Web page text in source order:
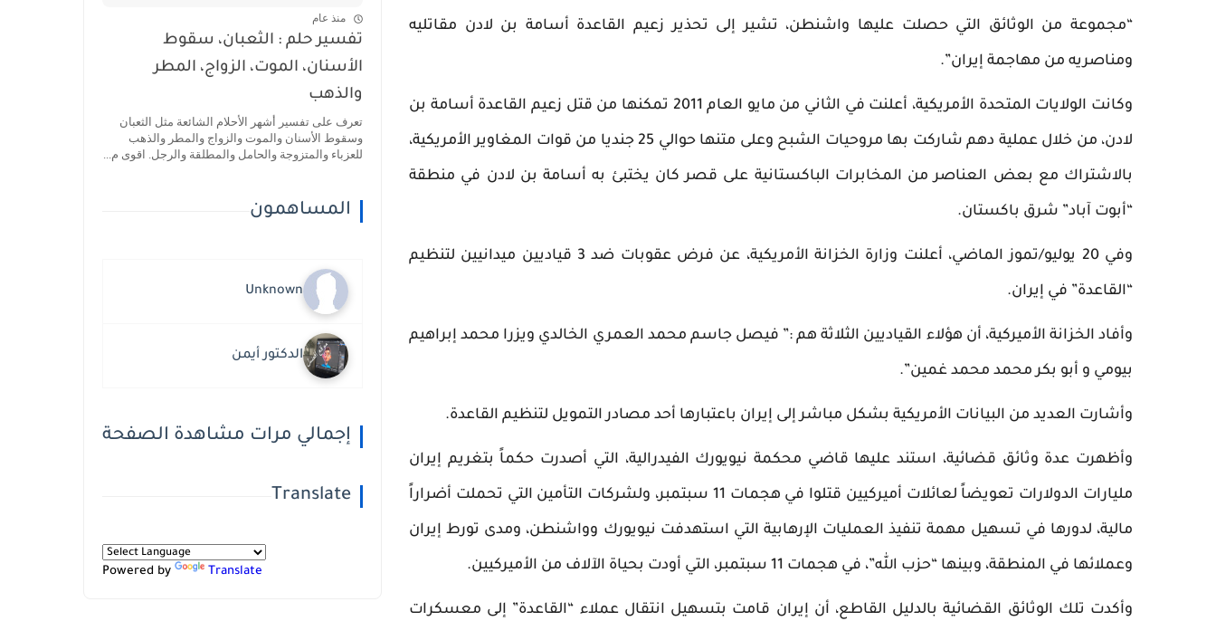
“مجموعة من الوثائق التي حصلت عليها واشنطن، تشير إلى تحذير زعيم القاعدة أسامة بن لادن مقاتليه
ومناصريه من مهاجمة إيران”.
وكانت الولايات المتحدة الأمريكية، أعلنت في الثاني من مايو العام 2011 تمكنها من قتل زعيم القاعدة أسامة بن
لادن، من خلال عملية دهم شاركت بها مروحيات الشبح وعلى متنها حوالي 25 جنديا من قوات المغاوير الأمريكية،
بالاشتراك مع بعض العناصر من المخابرات الباكستانية على قصر كان يختبئ به أسامة بن لادن في منطقة
“أبوت آباد” شرق باكستان.
وفي 20 يوليو/تموز الماضي، أعلنت وزارة الخزانة الأمريكية، عن فرض عقوبات ضد 3 قياديين ميدانيين لتنظيم
“القاعدة” في إيران.
وأفاد الخزانة الأميركية، أن هؤلاء القياديين الثلاثة هم :” فيصل جاسم محمد العمري الخالدي ويزرا محمد إبراهيم
بيومي و أبو بكر محمد محمد غمين”.
وأشارت العديد من البيانات الأمريكية بشكل مباشر إلى إيران باعتبارها أحد مصادر التمويل لتنظيم القاعدة.
وأظهرت عدة وثائق قضائية، استند عليها قاضي محكمة نيويورك الفيدرالية، التي أصدرت حكماً بتغريم إيران
مليارات الدولارات تعويضاً لعائلات أميركيين قتلوا في هجمات 11 سبتمبر، ولشركات التأمين التي تحملت أضراراً
مالية، لدورها في تسهيل مهمة تنفيذ العمليات الإرهابية التي استهدفت نيويورك وواشنطن، ومدى تورط إيران
وعملائها في المنطقة، وبينها “حزب الله”، في هجمات 11 سبتمبر، التي أودت بحياة الآلاف من الأميركيين.
وأكدت تلك الوثائق القضائية بالدليل القاطع، أن إيران قامت بتسهيل انتقال عملاء “القاعدة” إلى معسكرات
منذ عام
تفسير حلم : الثعبان، سقوط
الأسنان، الموت، الزواج، المطر
والذهب
تعرف على تفسير أشهر الأحلام الشائعة مثل الثعبان
وسقوط الأسنان والموت والزواج والمطر والذهب
للعزباء والمتزوجة والحامل والمطلقة والرجل. اقوى م...
المساهمون
Unknown
الدكتور أيمن
إجمالي مرات مشاهدة الصفحة
Translate
Powered by Translate